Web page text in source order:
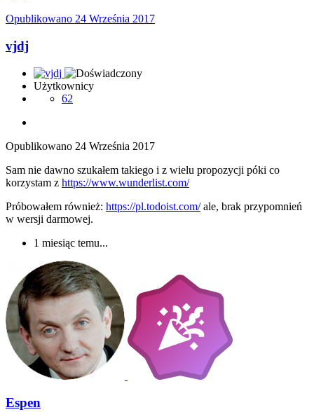
Opublikowano 24 Września 2017
vjdj
Użytkownicy
62
Opublikowano 24 Września 2017
Sam nie dawno szukałem takiego i z wielu propozycji póki co
korzystam z https://www.wunderlist.com/
Próbowałem również: https://pl.todoist.com/ale, brak przypomnień
w wersji darmowej.
1 miesiąc temu...
Espen